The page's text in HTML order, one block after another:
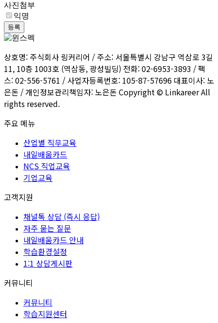
사진첨부
익명
등록
상호명: 주식회사 링커리어 / 주소: 서울특별시 강남구 역삼로 3길
11, 10층 1003호 (역삼동, 광성빌딩) 전화: 02-6953-3893 / 팩
스: 02-556-5761 / 사업자등록번호: 105-87-57696 대표이사: 노
은돈 / 개인정보관리책임자: 노은돈 Copyright © Linkareer All
rights reserved.
주요 메뉴
산업별 직무교육
내일배움카드
NCS 직업교육
기업교육
고객지원
채널톡 상담 (즉시 응답)
자주 묻는 질문
내일배움카드 안내
학습환경설정
1:1 상담게시판
커뮤니티
커뮤니티
학습지원센터